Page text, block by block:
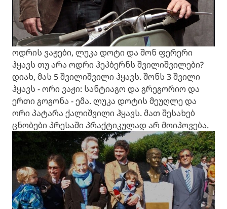
ოდრის ვაჟები, ლუკა დოტი და შონ ფერერი
ჰყავს თუ არა ოდრი ჰეპბერნს შვილიშვილები?
დიახ, მას 5 შვილიშვილი ჰყავს. შონს 3 შვილი
ჰყავს - ორი ვაჟი: სანტიაგო და გრეგორიო და
ერთი გოგონა - ემა. ლუკა დოტის მეუღლე და
ორი პატარა ქალიშვილი ჰყავს. მათ შესახებ
ცნობები პრესაში პრაქტიკულად არ მოიპოვება.